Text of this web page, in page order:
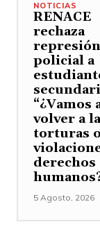
NOTICIAS
RENACE
rechaza
represión
policial a
“¿Vamos
volver a
torturas
derechos
5 Agosto, 2026